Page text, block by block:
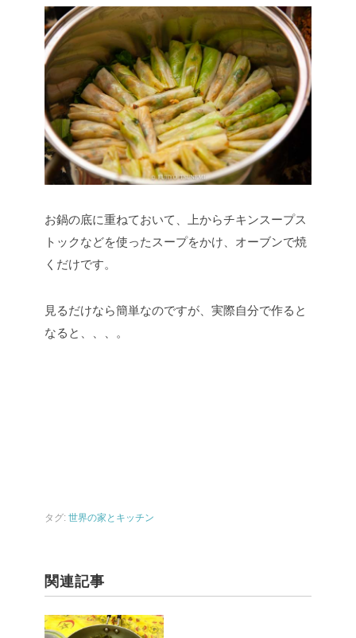
お鍋の底に重ねておいて、上からチキンスープス
トックなどを使ったスープをかけ、オーブンで焼
くだけです。
見るだけなら簡単なのですが、実際自分で作ると
なると、、、。
タグ: 世界の家とキッチン
関連記事